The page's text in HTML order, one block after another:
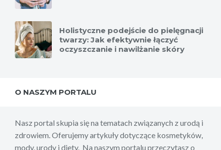
Holistyczne podejście do pielęgnacji
twarzy: Jak efektywnie łączyć
oczyszczanie i nawilżanie skóry
O NASZYM PORTALU
Nasz portal skupia się na tematach związanych z urodą i
zdrowiem. Oferujemy artykuły dotyczące kosmetyków,
mody, urody i diety. Na naszym portalu przeczytasz o